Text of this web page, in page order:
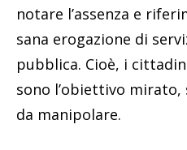
notare l’assenza e
sana erogazione di
pubblica. Cioè, i
sono l’obiettivo
da manipolare.